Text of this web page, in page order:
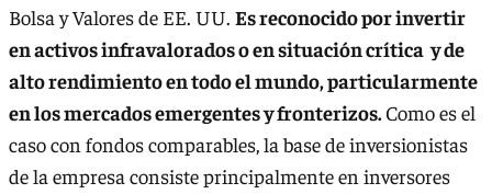
Bolsa y Valores de EE. UU. Es reconocido por invertir
en activos infravalorados o en situación crítica y de
alto rendimiento en todo el mundo, particularmente
en los mercados emergentes y fronterizos.Como es el
caso con fondos comparables, la base de inversionistas
de la empresa consiste principalmente en inversores